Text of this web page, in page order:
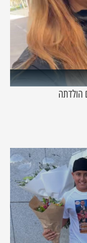
הולדתה